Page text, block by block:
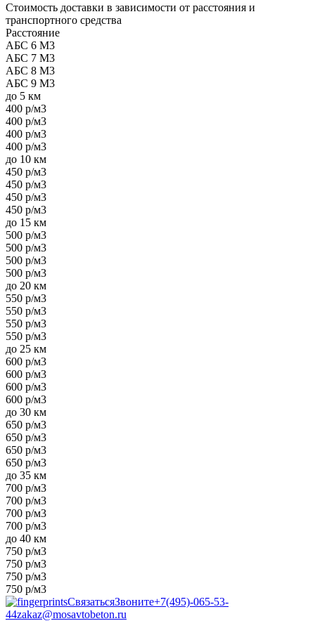
Стоимость доставки в зависимости от расстояния и
транспортного средства
Расстояние
АБС 6 М3
АБС 7 М3
АБС 8 М3
АБС 9 М3
до 5 км
400 р/м3
400 р/м3
400 р/м3
400 р/м3
до 10 км
450 р/м3
450 р/м3
450 р/м3
450 р/м3
до 15 км
500 р/м3
500 р/м3
500 р/м3
500 р/м3
до 20 км
550 р/м3
550 р/м3
550 р/м3
550 р/м3
до 25 км
600 р/м3
600 р/м3
600 р/м3
600 р/м3
до 30 км
650 р/м3
650 р/м3
650 р/м3
650 р/м3
до 35 км
700 р/м3
700 р/м3
700 р/м3
700 р/м3
до 40 км
750 р/м3
750 р/м3
750 р/м3
750 р/м3
СвязатьсяЗвоните+7(495)-065-53-
44zakaz@mosavtobeton.ru